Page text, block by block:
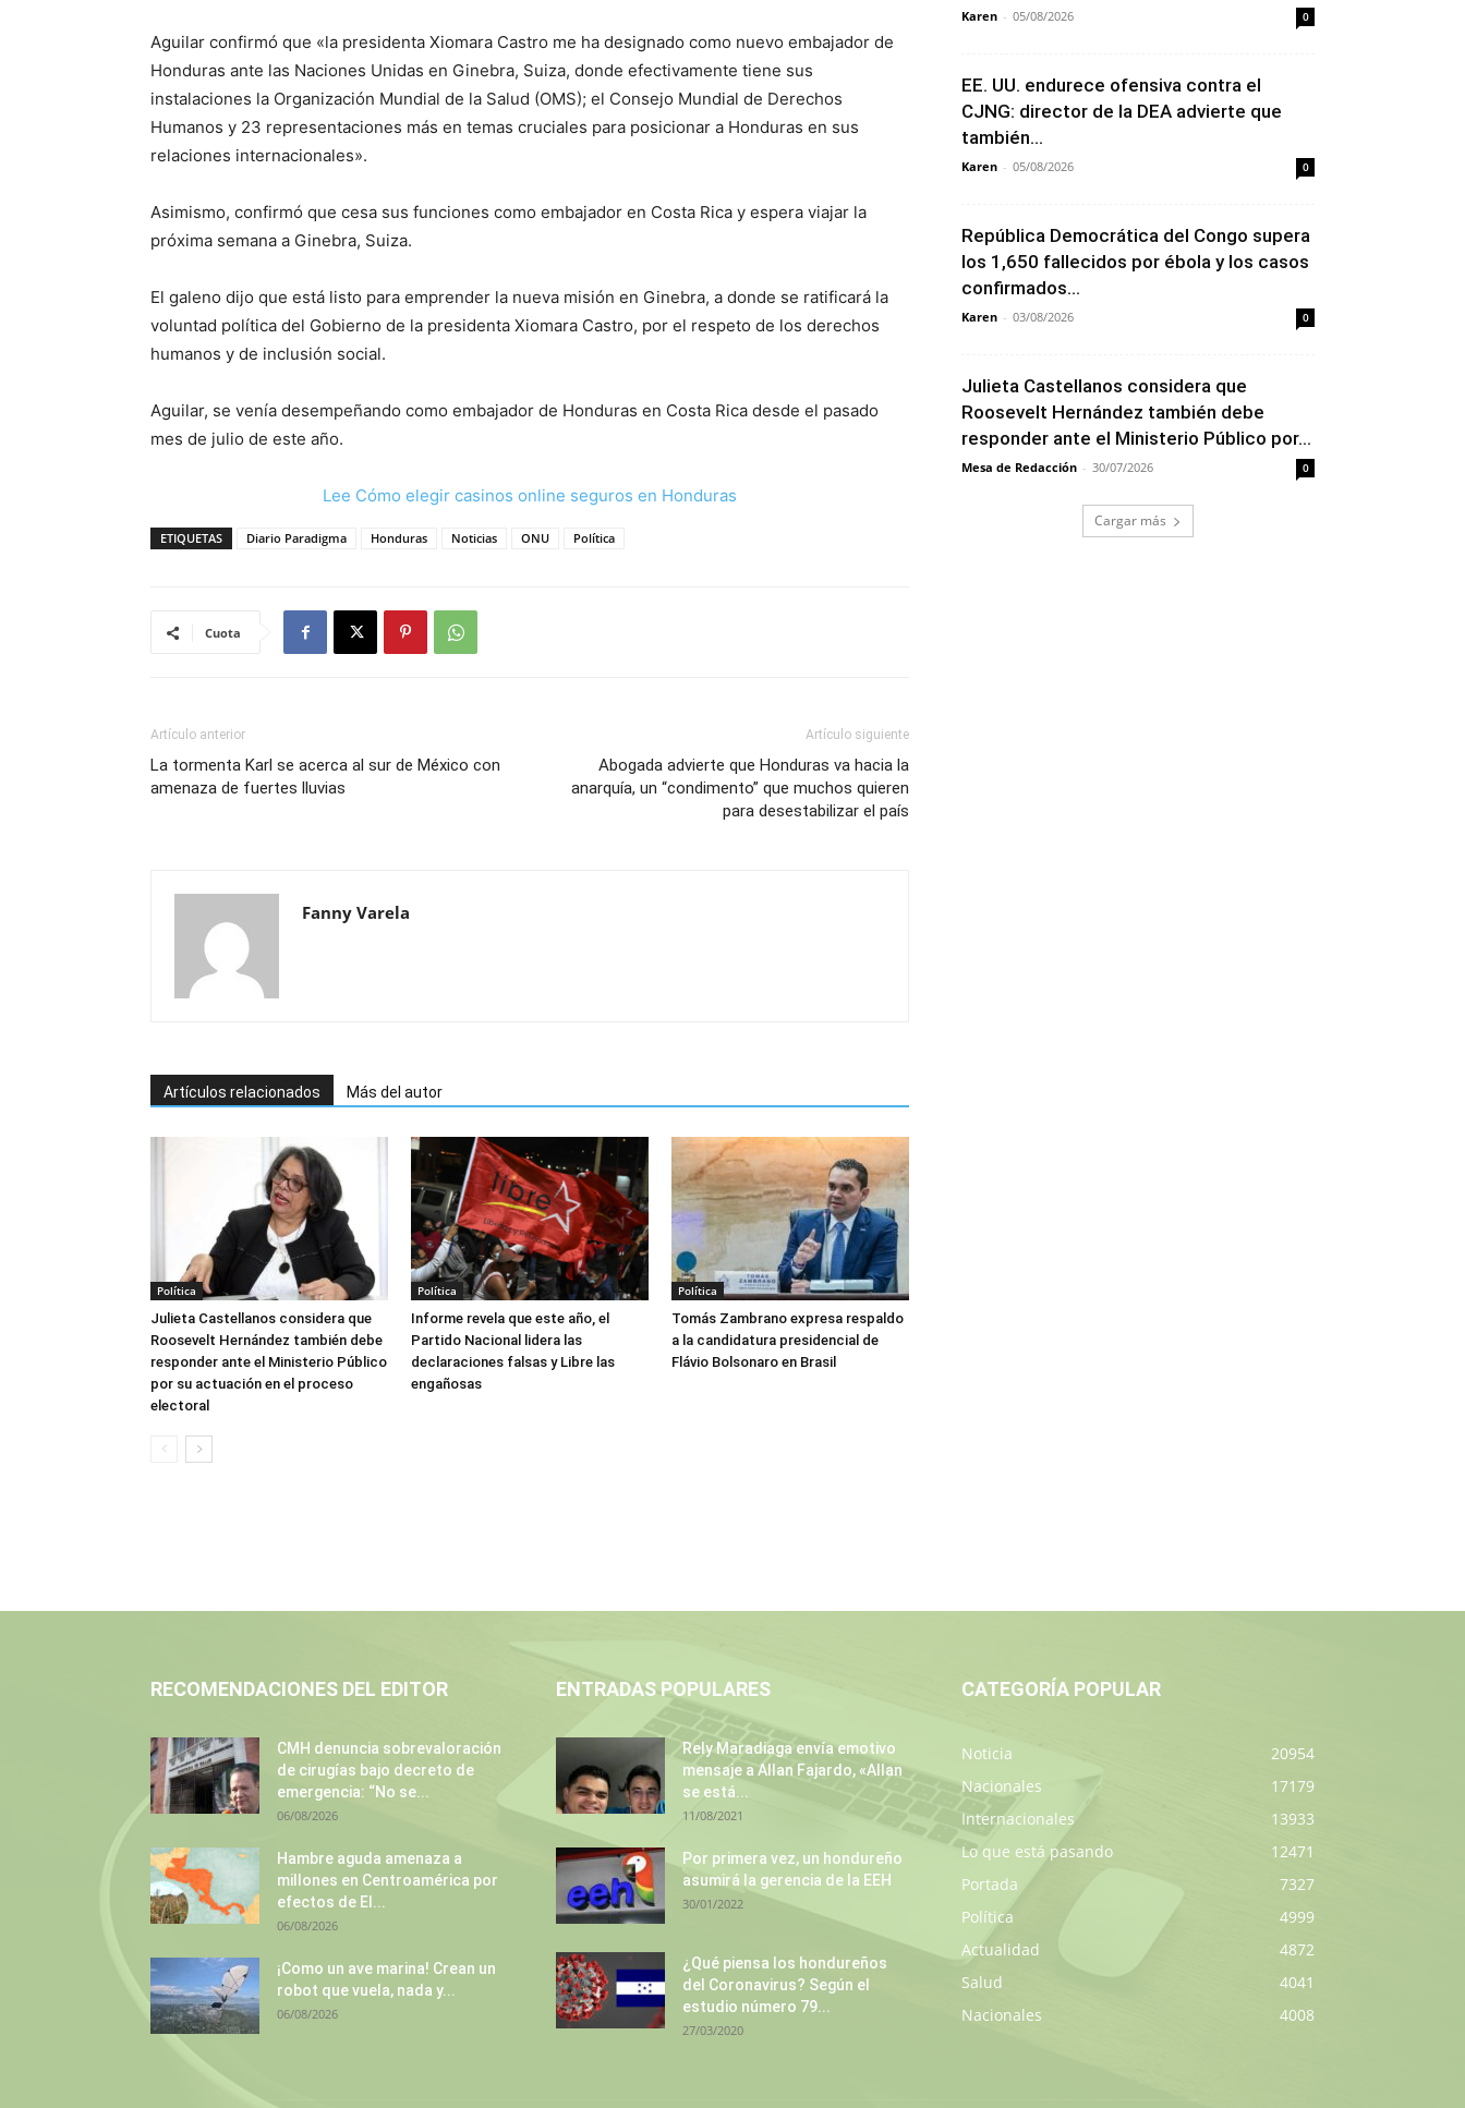
Aguilar confirmó que «la presidenta Xiomara Castro me ha designado como nuevo embajador de
Honduras ante las Naciones Unidas en Ginebra, Suiza, donde efectivamente tiene sus
instalaciones la Organización Mundial de la Salud (OMS); el Consejo Mundial de Derechos
Humanos y 23 representaciones más en temas cruciales para posicionar a Honduras en sus
relaciones internacionales».
Asimismo, confirmó que cesa sus funciones como embajador en Costa Rica y espera viajar la
próxima semana a Ginebra, Suiza.
El galeno dijo que está listo para emprender la nueva misión en Ginebra, a donde se ratificará la
voluntad política del Gobierno de la presidenta Xiomara Castro, por el respeto de los derechos
humanos y de inclusión social.
Aguilar, se venía desempeñando como embajador de Honduras en Costa Rica desde el pasado
mes de julio de este año.
Lee Cómo elegir casinos online seguros en Honduras
ETIQUETAS Diario Paradigma Honduras Noticias ONU Política
Cuota
Artículo anterior
La tormenta Karl se acerca al sur de México con
amenaza de fuertes lluvias
Artículo siguiente
Abogada advierte que Honduras va hacia la
anarquía, un “condimento” que muchos quieren
para desestabilizar el país
Fanny Varela
Artículos relacionados Más del autor
Política
Julieta Castellanos considera que
Roosevelt Hernández también debe
responder ante el Ministerio Público
por su actuación en el proceso
electoral
Política
Informe revela que este año, el
Partido Nacional lidera las
declaraciones falsas y Libre las
engañosas
Política
Tomás Zambrano expresa respaldo
a la candidatura presidencial de
Flávio Bolsonaro en Brasil
Karen - 05/08/2026 0
EE. UU. endurece ofensiva contra el
CJNG: director de la DEA advierte que
también...
Karen - 05/08/2026 0
República Democrática del Congo supera
los 1,650 fallecidos por ébola y los casos
confirmados...
Karen - 03/08/2026 0
Julieta Castellanos considera que
Roosevelt Hernández también debe
responder ante el Ministerio Público por...
Mesa de Redacción - 30/07/2026 0
Cargar más
RECOMENDACIONES DEL EDITOR
CMH denuncia sobrevaloración
de cirugías bajo decreto de
emergencia: “No se...
06/08/2026
Hambre aguda amenaza a
millones en Centroamérica por
efectos de El...
06/08/2026
¡Como un ave marina! Crean un
robot que vuela, nada y...
06/08/2026
ENTRADAS POPULARES
Rely Maradiaga envía emotivo
mensaje a Allan Fajardo, «Allan
se está...
11/08/2021
Por primera vez, un hondureño
asumirá la gerencia de la EEH
30/01/2022
¿Qué piensa los hondureños
del Coronavirus? Según el
estudio número 79...
27/03/2020
CATEGORÍA POPULAR
Noticia
20954
Nacionales
17179
Internacionales
13933
Lo que está pasando
12471
Portada
7327
Política
4999
Actualidad
4872
Salud
4041
Nacionales
4008